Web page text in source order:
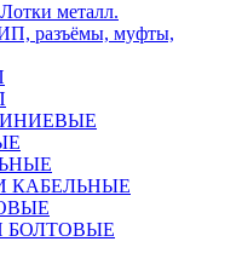
металл.
разъёмы, муфты,
КАБЕЛЬНЫЕ
БОЛТОВЫЕ